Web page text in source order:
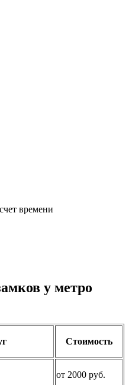
времени
у метро
Стоимость
от 2000 руб.